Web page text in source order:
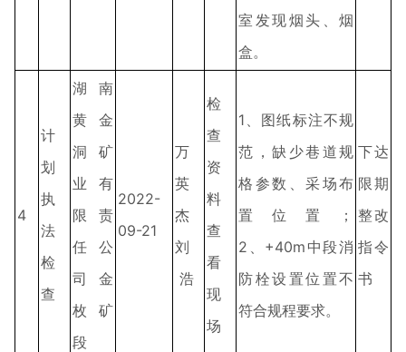
室发现烟头、烟
盒。
4
计
划
执
法
检
查
湖南
黄金
洞矿
业有
限责
任公
司金
枚矿
段
2022-
09-21
万
英
杰
刘
浩
检
查
资
料
查
看
现
场
1、图纸标注不规
范，缺少巷道规
格参数、采场布
置位置；
2、+40m中段消
防栓设置位置不
符合规程要求。
下达
限期
整改
指令
书